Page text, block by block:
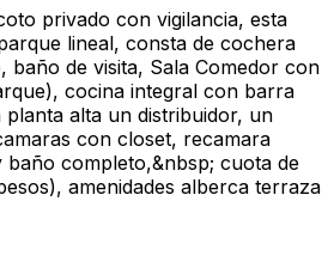
privado con vigilancia, esta
lineal, consta de cochera
baño de visita, Sala Comedor con
cocina integral con barra
planta alta un distribuidor, un
con closet, recamara
completo,&nbsp; cuota de
amenidades alberca terraza